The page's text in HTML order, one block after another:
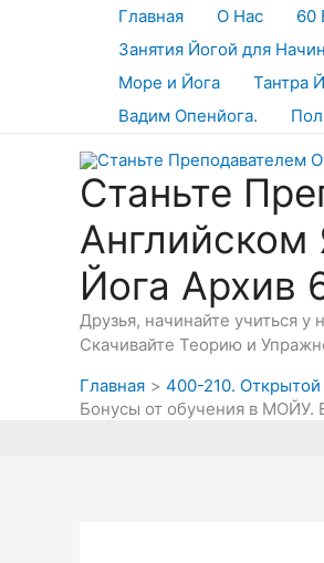
Главная О Нас 60
Занятия Йогой для
Море и Йога
Тантра
Вадим Опенйога.
Станьте
Английском
Йога Архив
Друзья, начинайте учиться
Скачивайте Теорию и
Главная
400-210. Открытой
Бонусы от обучения в МОЙУ.